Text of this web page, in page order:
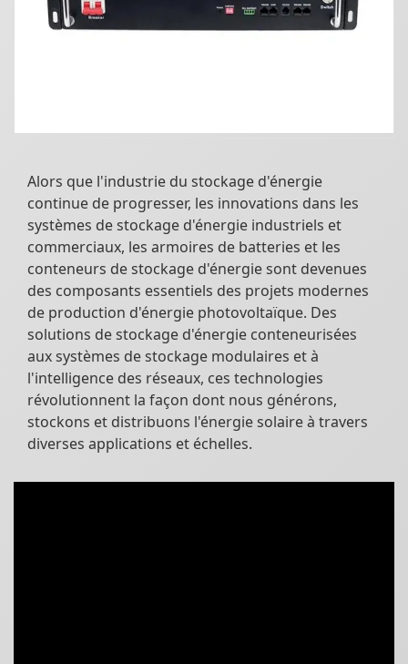
Alors que l'industrie du stockage d'énergie
continue de progresser, les innovations dans les
systèmes de stockage d'énergie industriels et
commerciaux, les armoires de batteries et les
conteneurs de stockage d'énergie sont devenues
des composants essentiels des projets modernes
de production d'énergie photovoltaïque. Des
solutions de stockage d'énergie conteneurisées
aux systèmes de stockage modulaires et à
l'intelligence des réseaux, ces technologies
révolutionnent la façon dont nous générons,
stockons et distribuons l'énergie solaire à travers
diverses applications et échelles.